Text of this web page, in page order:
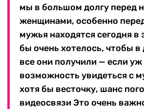
мы в большом долгу перед
женщинами, особенно
мужья находятся сегодня
бы очень хотелось, чтобы в
все они получили — если уж
возможность увидеться с
хотя бы весточку, шанс
видеосвязи Это очень